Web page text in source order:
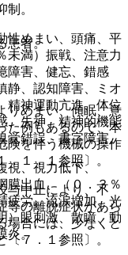
患者。
りめまい、傾眠、意
た例もあるので、本
険を伴う機械の操作
１．１参照〕。
与中止により、不
等の離脱症状があら
場合には、少なくと
７．１参照〕。
。
めまい、頭痛、平
未満）振戦、注意力
障害、健忘、錯感
静、認知障害、ミオ
精神運動亢進、体位
、失神、精神的機能
覚錯誤、書字障害。
、視力低下、
膜出血、（０．３％
疲労、流涙増加、光
）眼刺激、散瞳、動
炎。